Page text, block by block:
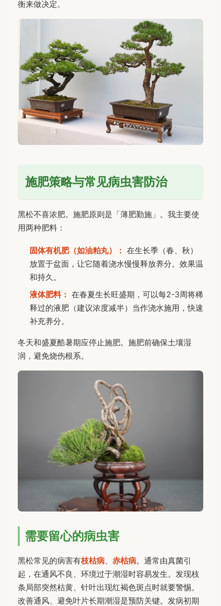
衡来做决定。
施肥策略与常见病虫害防治
黑松不喜浓肥。施肥原则是「薄肥勤施」。我主要使
用两种肥料：
固体有机肥（如油粕丸）： 在生长季（春、秋）
放置于盆面，让它随着浇水慢慢释放养分。效果温
和持久。
液体肥料： 在春夏生长旺盛期，可以每2-3周将稀
释过的液肥（建议浓度减半）当作浇水施用，快速
补充养分。
冬天和盛夏酷暑期应停止施肥。施肥前确保土壤湿
润，避免烧伤根系。
需要留心的病虫害
黑松常见的病害有枝枯病 赤枯病。通常由真菌引
起，在通风不良、环境过于潮湿时容易发生。发现枝
条局部突然枯黄、针叶出现红褐色斑点时就要警惕。
改善通风、避免叶片长期潮湿是预防关键。发病初期